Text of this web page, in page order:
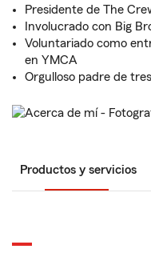
Presidente de The
Involucrado con Big
Voluntariado como
en YMCA
Orgulloso padre de
Productos y servicios